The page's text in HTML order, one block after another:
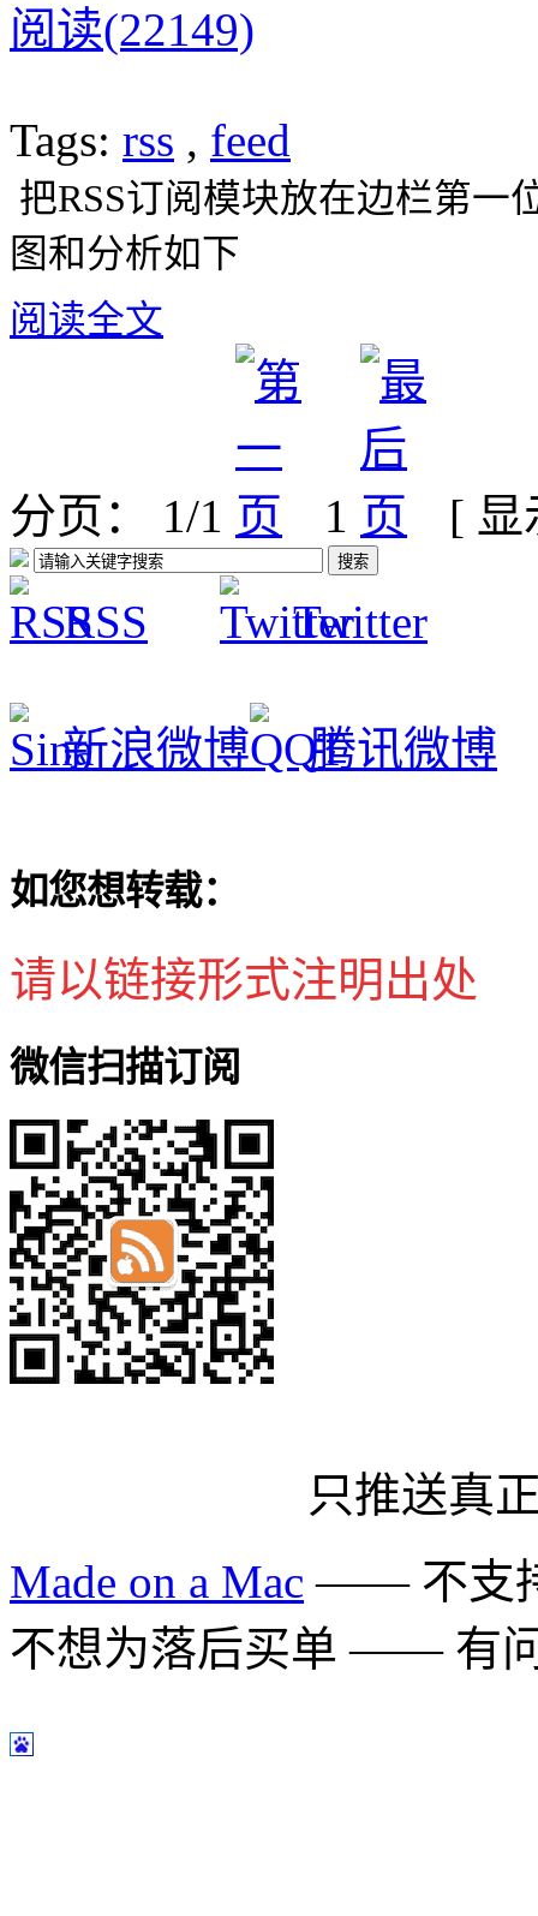
阅读(22149)
Tags: rss , feed
把RSS订阅模块放在边栏第一
图和分析如下
阅读全文
分页： 1/1 1 [
RSS Twitter
新浪微博 腾讯微博
如您想转载：
请以链接形式注明出处
微信扫描订阅
只推送真
Made on a Mac —— 不支
不想为落后买单 —— 有